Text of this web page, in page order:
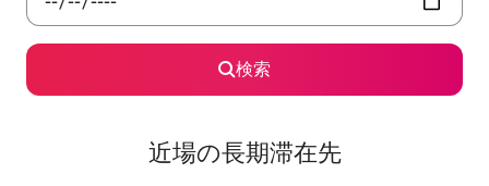
検索
近場の長期滞在先